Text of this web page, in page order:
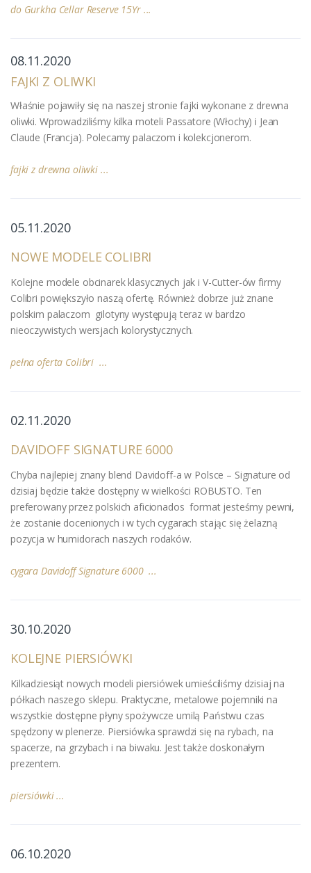
do Gurkha Cellar Reserve 15Yr ...
08.11.2020
FAJKI Z OLIWKI
Właśnie pojawiły się na naszej stronie fajki wykonane z drewna
oliwki. Wprowadziliśmy kilka moteli Passatore (Włochy) i Jean
Claude (Francja). Polecamy palaczom i kolekcjonerom.
fajki z drewna oliwki ...
05.11.2020
NOWE MODELE COLIBRI
Kolejne modele obcinarek klasycznych jak i V-Cutter-ów firmy
Colibri powiększyło naszą ofertę. Również dobrze już znane
polskim palaczom gilotyny występują teraz w bardzo
nieoczywistych wersjach kolorystycznych.
pełna oferta Colibri ...
02.11.2020
DAVIDOFF SIGNATURE 6000
Chyba najlepiej znany blend Davidoff-a w Polsce – Signature od
dzisiaj będzie także dostępny w wielkości ROBUSTO. Ten
preferowany przez polskich aficionados format jesteśmy pewni,
że zostanie docenionych i w tych cygarach stając się żelazną
pozycja w humidorach naszych rodaków.
cygara Davidoff Signature 6000 ...
30.10.2020
KOLEJNE PIERSIÓWKI
Kilkadziesiąt nowych modeli piersiówek umieściliśmy dzisiaj na
półkach naszego sklepu. Praktyczne, metalowe pojemniki na
wszystkie dostępne płyny spożywcze umilą Państwu czas
spędzony w plenerze. Piersiówka sprawdzi się na rybach, na
spacerze, na grzybach i na biwaku. Jest także doskonałym
prezentem.
piersiówki ...
06.10.2020